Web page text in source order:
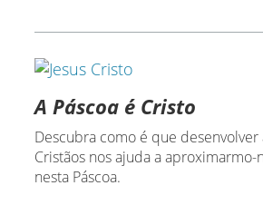
A Páscoa é Cristo
Descubra como é que
Cristãos nos ajuda a aproximarmo-
nesta Páscoa.